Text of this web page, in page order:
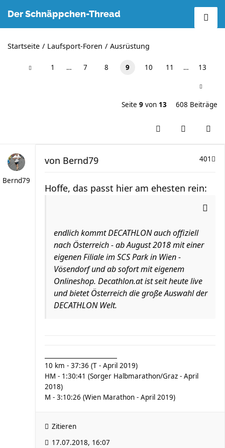
Der Schnäppchen-Thread
Startseite Laufsport-Foren Ausrüstung
1 … 7 8 9 10 11 … 13
Seite 9 von 13 608 Beiträge
Bernd79
401
von Bernd79
Hoffe, das passt hier am ehesten rein:
endlich kommt DECATHLON auch offiziell
nach Österreich - ab August 2018 mit einer
eigenen Filiale im SCS Park in Wien -
Vösendorf und ab sofort mit eigenem
Onlineshop. Decathlon.at ist seit heute live
und bietet Österreich die große Auswahl der
DECATHLON Welt.
10 km - 37:36 (T - April 2019)
HM - 1:30:41 (Sorger Halbmarathon/Graz - April
2018)
M - 3:10:26 (Wien Marathon - April 2019)
Zitieren
17.07.2018, 16:07